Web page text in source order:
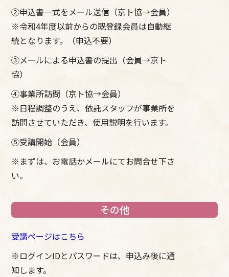
②申込書一式をメール送信（京ト協→会員）
※令和4年度以前からの既登録会員は自動継
続となります。（申込不要）
③メールによる申込書の提出（会員→京ト
協）
④事業所訪問（京ト協→会員）
※日程調整のうえ、依託スタッフが事業所を
訪問させていただき、使用説明を行います。
⑤受講開始（会員）
※まずは、お電話かメールにてお問合せ下さ
い。
その他
受講ページはこちら
※ログインIDとパスワードは、申込み後に通
知します。